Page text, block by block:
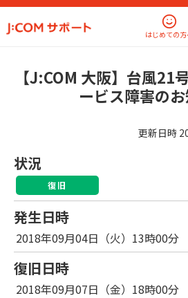
はじめての
【J:COM 大阪】台風21
ービス障害の
更新日時
状況
復旧
発生日時
2018年09月04日（火）13時00分
復旧日時
2018年09月07日（金）18時00分